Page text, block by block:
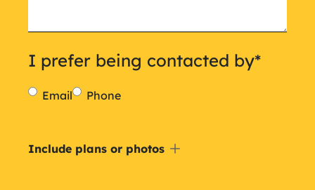
I prefer being contacted by*
Email Phone
Include
Include plans or photos